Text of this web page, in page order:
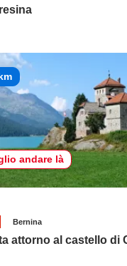
andare là
Bernina
attorno al castello di